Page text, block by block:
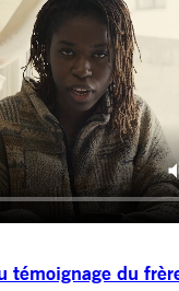
témoignage du